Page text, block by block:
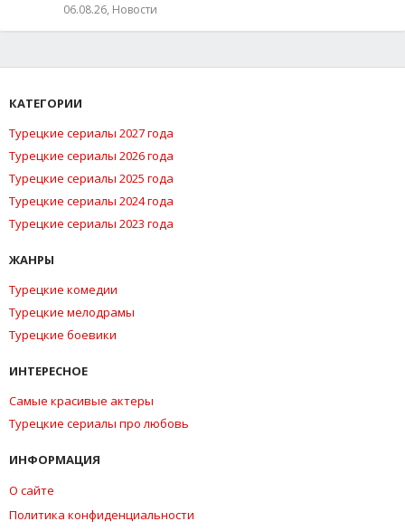
06.08.26, Новости
КАТЕГОРИИ
Турецкие сериалы 2027 года
Турецкие сериалы 2026 года
Турецкие сериалы 2025 года
Турецкие сериалы 2024 года
Турецкие сериалы 2023 года
ЖАНРЫ
Турецкие комедии
Турецкие мелодрамы
Турецкие боевики
ИНТЕРЕСНОЕ
Самые красивые актеры
Турецкие сериалы про любовь
ИНФОРМАЦИЯ
О сайте
Политика конфиденциальности